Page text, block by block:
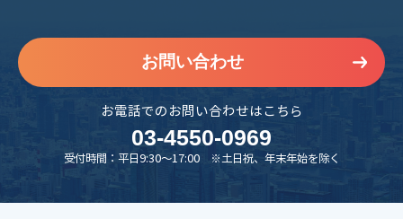
お問い合わせ
お電話でのお問い合わせはこちら
03-4550-0969
受付時間：平日9:30～17:00 ※土日祝、年末年始を除く